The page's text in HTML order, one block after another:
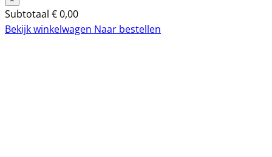
Subtotaal €0,00
Bekijk winkelwagen Naar bestellen